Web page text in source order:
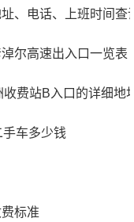
、电话、上班时间查
尔高速出入口一览表
费站B入口的详细地
车多少钱
标准